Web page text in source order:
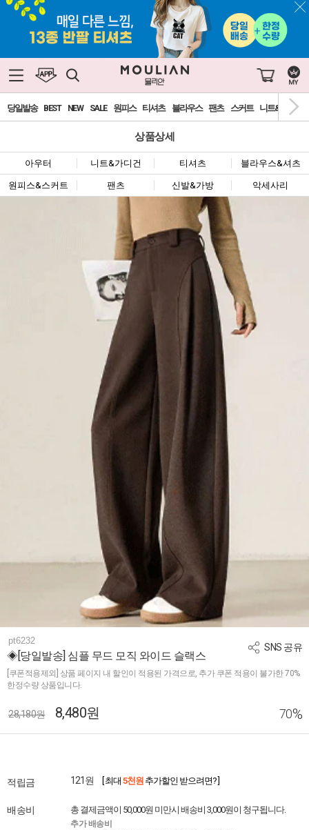
당일발송 BEST NEW SALE 원피스 티셔츠 블라우스 팬츠 스커트 니트&가디건
상품상세
아우터 니트&가디건 티셔츠 블라우스&셔츠
원피스&스커트 팬츠 신발&가방 악세사리
SNS 공유
pt6232
◈[당일발송] 심플 무드 모직 와이드 슬랙스
[쿠폰적용제외] 상품 페이지 내 할인이 적용된 가격으로, 추가 쿠폰 적용이 불가한 70%
한정수량 상품입니다.
28,180원 8,480원 70%
적립금 121원 [ 최대 5천원 추가할인 받으려면? ]
배송비 총 결제금액이 50,000원 미만시 배송비 3,000원이 청구됩니다.
추가 배송비